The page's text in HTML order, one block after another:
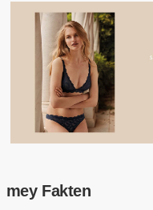
mey Fakten